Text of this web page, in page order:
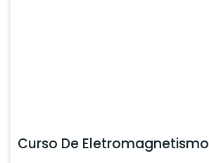
Curso De Eletromagnetismo